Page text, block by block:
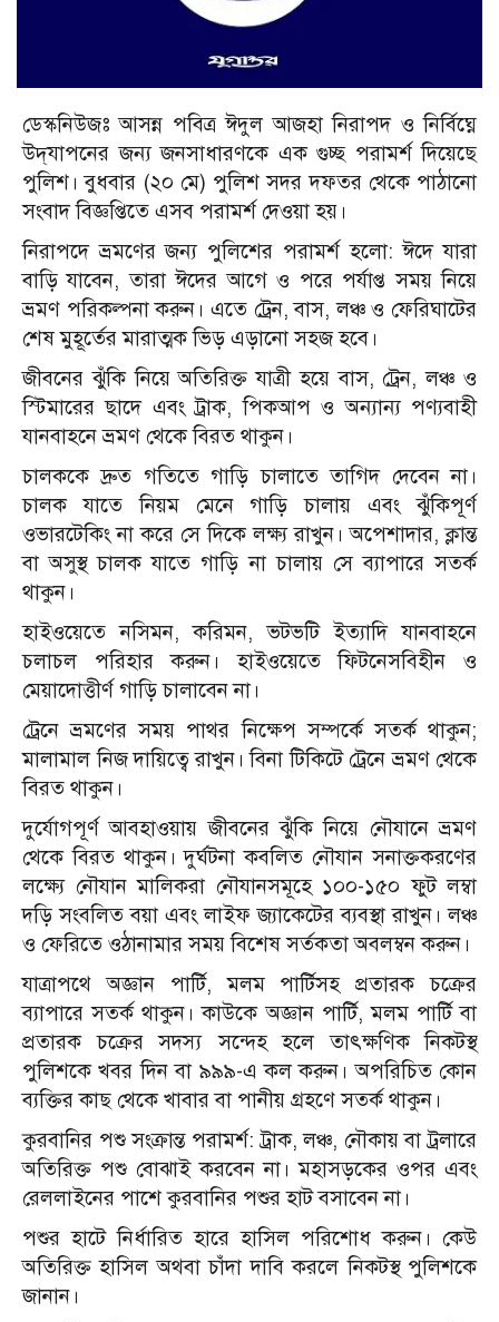
ডেস্কনিউজঃ আসন্ন পবিত্র ঈদুল আজহা নিরাপদ ও নির্বিঘ্নে
উদ্‌যাপনের জন্য জনসাধারণকে এক গুচ্ছ পরামর্শ দিয়েছে
পুলিশ। বুধবার (২০ মে) পুলিশ সদর দফতর থেকে পাঠানো
সংবাদ বিজ্ঞপ্তিতে এসব পরামর্শ দেওয়া হয়।
নিরাপদে ভ্রমণের জন্য পুলিশের পরামর্শ হলো: ঈদে যারা
বাড়ি যাবেন, তারা ঈদের আগে ও পরে পর্যাপ্ত সময় নিয়ে
ভ্রমণ পরিকল্পনা করুন। এতে ট্রেন, বাস, লঞ্চ ও ফেরিঘাটের
শেষ মুহূর্তের মারাত্মক ভিড় এড়ানো সহজ হবে।
জীবনের ঝুঁকি নিয়ে অতিরিক্ত যাত্রী হয়ে বাস, ট্রেন, লঞ্চ ও
স্টিমারের ছাদে এবং ট্রাক, পিকআপ ও অন্যান্য পণ্যবাহী
যানবাহনে ভ্রমণ থেকে বিরত থাকুন।
চালককে দ্রুত গতিতে গাড়ি চালাতে তাগিদ দেবেন না।
চালক যাতে নিয়ম মেনে গাড়ি চালায় এবং ঝুঁকিপূর্ণ
ওভারটেকিং না করে সে দিকে লক্ষ্য রাখুন। অপেশাদার, ক্লান্ত
বা অসুস্থ চালক যাতে গাড়ি না চালায় সে ব্যাপারে সতর্ক
থাকুন।
হাইওয়েতে নসিমন, করিমন, ভটভটি ইত্যাদি যানবাহনে
চলাচল পরিহার করুন। হাইওয়েতে ফিটনেসবিহীন ও
মেয়াদোত্তীর্ণ গাড়ি চালাবেন না।
ট্রেনে ভ্রমণের সময় পাথর নিক্ষেপ সম্পর্কে সতর্ক থাকুন;
মালামাল নিজ দায়িত্বে রাখুন। বিনা টিকিটে ট্রেনে ভ্রমণ থেকে
বিরত থাকুন।
দুর্যোগপূর্ণ আবহাওয়ায় জীবনের ঝুঁকি নিয়ে নৌযানে ভ্রমণ
থেকে বিরত থাকুন। দুর্ঘটনা কবলিত নৌযান সনাক্তকরণের
লক্ষ্যে নৌযান মালিকরা নৌযানসমূহে ১০০-১৫০ ফুট লম্বা
দড়ি সংবলিত বয়া এবং লাইফ জ্যাকেটের ব্যবস্থা রাখুন। লঞ্চ
ও ফেরিতে ওঠানামার সময় বিশেষ সর্তকতা অবলম্বন করুন।
যাত্রাপথে অজ্ঞান পার্টি, মলম পার্টিসহ প্রতারক চক্রের
ব্যাপারে সতর্ক থাকুন। কাউকে অজ্ঞান পার্টি, মলম পার্টি বা
প্রতারক চক্রের সদস্য সন্দেহ হলে তাৎক্ষণিক নিকটস্থ
পুলিশকে খবর দিন বা ৯৯৯-এ কল করুন। অপরিচিত কোন
ব্যক্তির কাছ থেকে খাবার বা পানীয় গ্রহণে সতর্ক থাকুন।
কুরবানির পশু সংক্রান্ত পরামর্শ: ট্রাক, লঞ্চ, নৌকায় বা ট্রলারে
অতিরিক্ত পশু বোঝাই করবেন না। মহাসড়কের ওপর এবং
রেললাইনের পাশে কুরবানির পশুর হাট বসাবেন না।
পশুর হাটে নির্ধারিত হারে হাসিল পরিশোধ করুন। কেউ
অতিরিক্ত হাসিল অথবা চাঁদা দাবি করলে নিকটস্থ পুলিশকে
জানান।